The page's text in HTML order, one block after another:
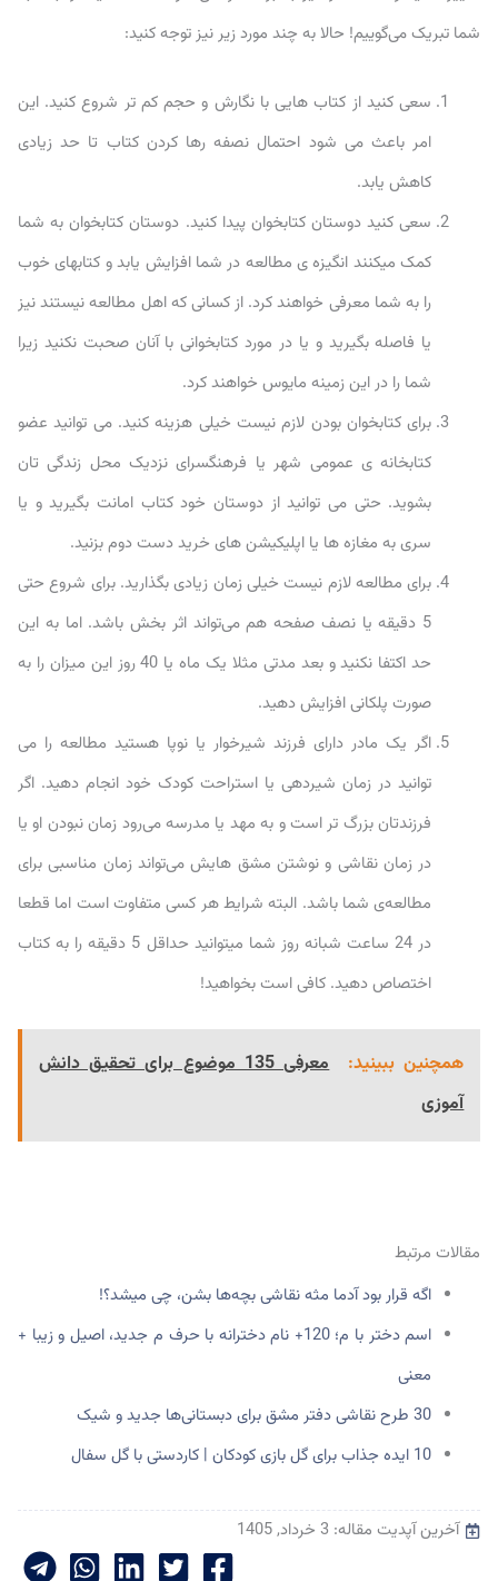
شما تبریک می‌گوییم! حالا به چند مورد زیر نیز توجه کنید:
سعی کنید از کتاب هایی با نگارش و حجم کم تر شروع کنید. این
امر باعث می ‌شود احتمال نصفه رها کردن کتاب تا حد زیادی
کاهش یابد.
سعی کنید دوستان کتابخوان پیدا کنید. دوستان کتابخوان به شما
کمک میکنند انگیزه ی مطالعه در شما افزایش یابد و کتابهای خوب
را به شما معرفی خواهند کرد. از کسانی که اهل مطالعه نیستند نیز
یا فاصله بگیرید و یا در مورد کتابخوانی با آنان صحبت نکنید زیرا
شما را در این زمینه مایوس خواهند کرد.
برای کتابخوان بودن لازم نیست خیلی هزینه کنید. می توانید عضو
کتابخانه ی عمومی شهر یا فرهنگسرای نزدیک محل زندگی تان
بشوید. حتی می توانید از دوستان خود کتاب امانت بگیرید و یا
سری به مغازه ها یا اپلیکیشن های خرید دست دوم بزنید.
برای مطالعه لازم نیست خیلی زمان زیادی بگذارید. برای شروع حتی
5 دقیقه یا نصف صفحه هم می‌تواند اثر بخش باشد. اما به این
حد اکتفا نکنید و بعد مدتی مثلا یک ماه یا 40 روز این میزان را به
صورت پلکانی افزایش دهید.
اگر یک مادر دارای فرزند شیرخوار یا نوپا هستید مطالعه را می
توانید در زمان شیردهی یا استراحت کودک خود انجام دهید. اگر
فرزندتان بزرگ تر است و به مهد یا مدرسه می‌رود زمان نبودن او یا
در زمان نقاشی و نوشتن مشق هایش می‌تواند زمان مناسبی برای
مطالعه‌ی شما باشد. البته شرایط هر کسی متفاوت است اما قطعا
در 24 ساعت شبانه روز شما میتوانید حداقل 5 دقیقه را به کتاب
اختصاص دهید. کافی است بخواهید!
همچنین ببینید:
معرفی 135 موضوع برای تحقیق دانش
آموزی
مقالات مرتبط
اگه قرار بود آدما مثه نقاشی بچه‌ها بشن، چی میشد؟!
اسم دختر با م؛ 120+ نام دخترانه با حرف م جدید، اصیل و زیبا +
معنی
30 طرح نقاشی دفتر مشق برای دبستانی‌ها جدید و شیک
10 ایده جذاب برای گل بازی کودکان | کاردستی با گل سفال
آخرین آپدیت مقاله: 3 خرداد, 1405